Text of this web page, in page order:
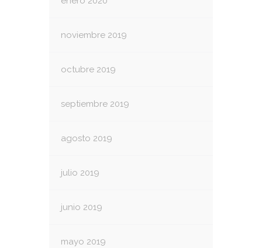
noviembre 2019
octubre 2019
septiembre 2019
agosto 2019
julio 2019
junio 2019
mayo 2019